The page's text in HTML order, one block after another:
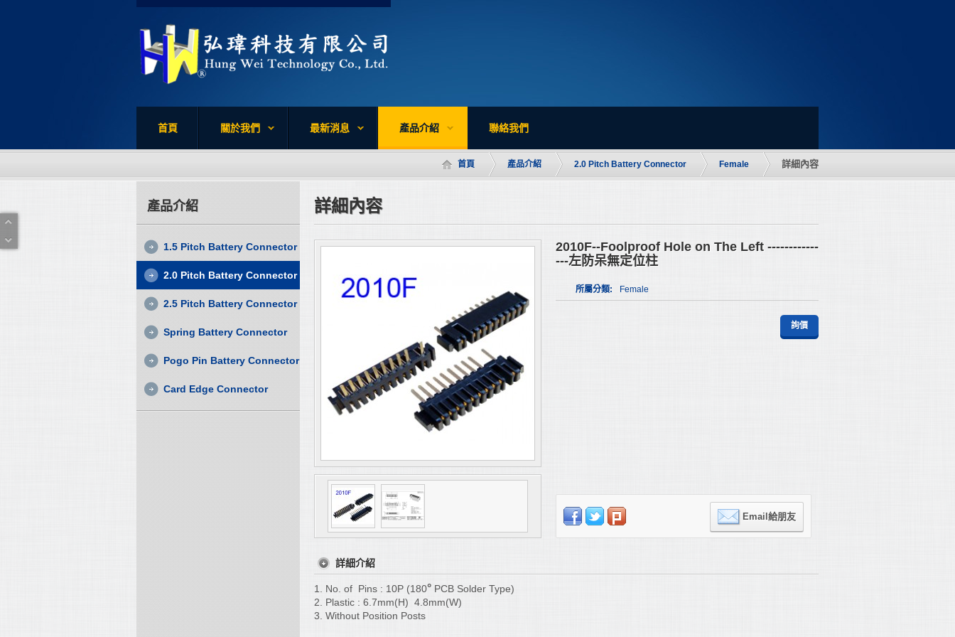
首頁 關於我們 最新消息 產品介紹 聯絡我們
首頁 產品介紹 2.0 Pitch Battery Connector Female 詳細內容
產品介紹
1.5 Pitch Battery Connector
2.0 Pitch Battery Connector
2.5 Pitch Battery Connector
Spring Battery Connector
Pogo Pin Battery Connector
Card Edge Connector
詳細內容
2010F--Foolproof Hole on The Left ------------
---左防呆無定位柱
所屬分類: Female
詢價
Email給朋友
詳細介紹
1. No. of Pins : 10P (180° PCB Solder Type)
2. Plastic : 6.7mm(H) 4.8mm(W)
3. Without Position Posts